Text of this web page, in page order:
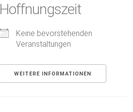
Hoffnungszeit
Keine bevorstehenden
Veranstaltungen
WEITERE INFORMATIONEN